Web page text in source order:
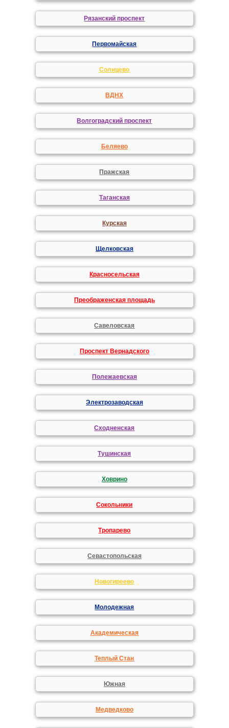
Рязанский проспект
Первомайская
Солнцево
ВДНХ
Волгоградский проспект
Беляево
Пражская
Таганская
Курская
Щелковская
Красносельская
Преображенская площадь
Савеловская
Проспект Вернадского
Полежаевская
Электрозаводская
Сходненская
Тушинская
Ховрино
Сокольники
Тропарево
Севастопольская
Новогиреево
Молодежная
Академическая
Теплый Стан
Южная
Медведково